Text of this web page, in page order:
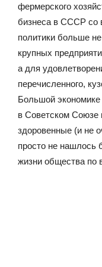
фермерского
бизнеса в СССР со
политики больше
крупных
а для
перечисленного,
Большой
в Советском Союзе
здоровенные (и не
просто не нашлось
жизни общества по